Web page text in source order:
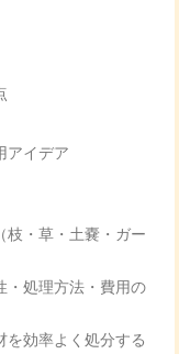
アイデア
枝・草・土嚢・ガー
・処理方法・費用の
を効率よく処分する